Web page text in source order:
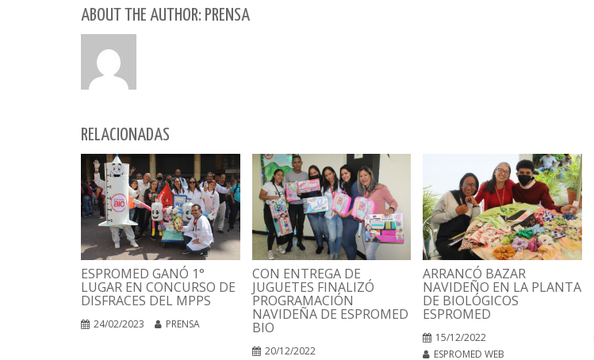
ABOUT THE AUTHOR: PRENSA
RELACIONADAS
ESPROMED GANÓ 1°
LUGAR EN CONCURSO DE
DISFRACES DEL MPPS
24/02/2023 PRENSA
CON ENTREGA DE
JUGUETES FINALIZÓ
PROGRAMACIÓN
NAVIDEÑA DE ESPROMED
BIO
20/12/2022
ARRANCÓ BAZAR
NAVIDEÑO EN LA PLANTA
DE BIOLÓGICOS
ESPROMED
15/12/2022
ESPROMED WEB